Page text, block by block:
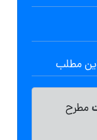
مطلب
مطرح